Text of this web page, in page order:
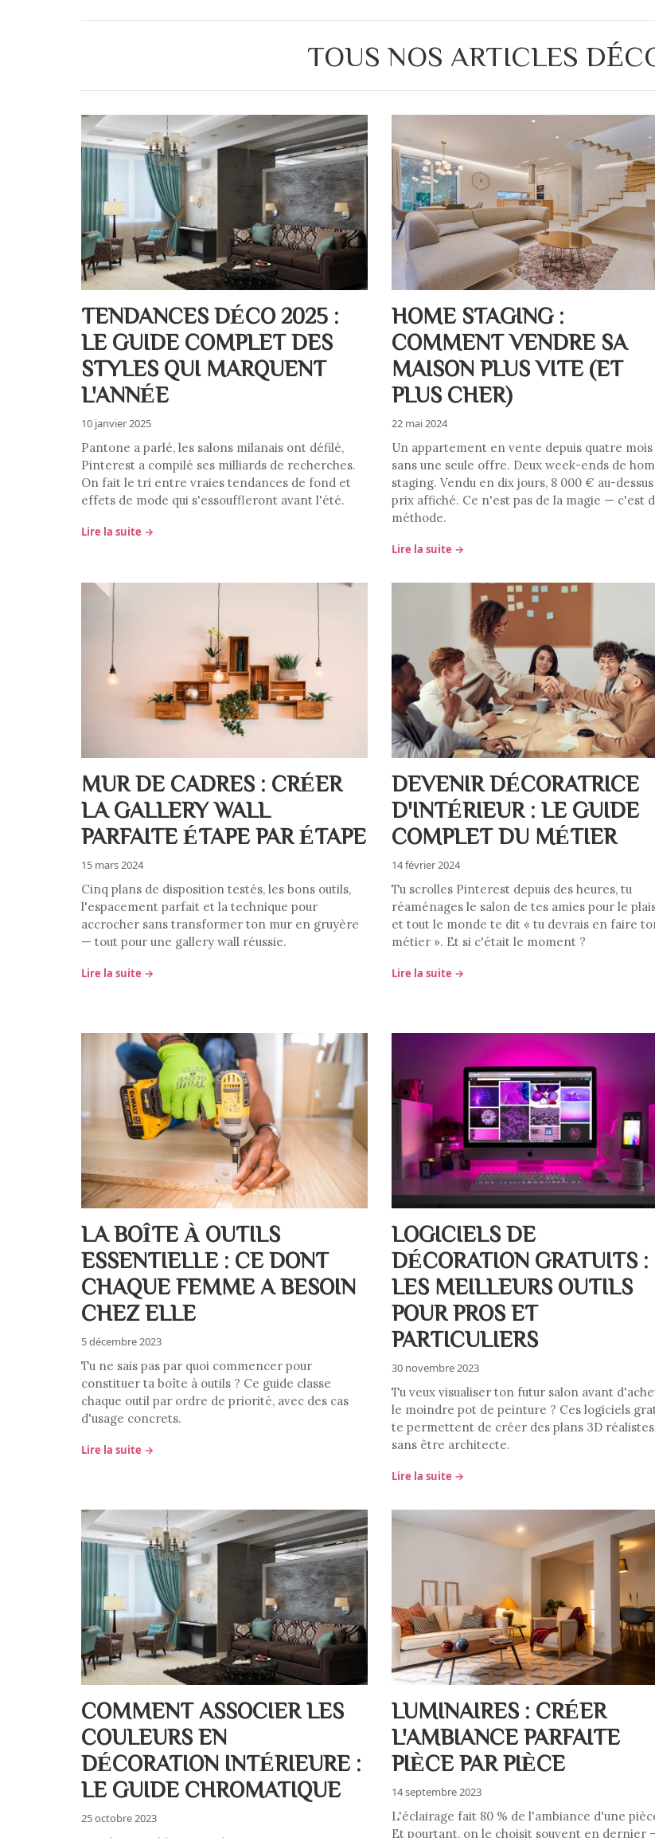
TOUS NOS ARTICLES
TENDANCES DÉCO 2025 :
LE GUIDE COMPLET DES
STYLES QUI MARQUENT
L'ANNÉE
10 janvier 2025
Pantone a parlé, les salons milanais ont défilé,
Pinterest a compilé ses milliards de recherches.
On fait le tri entre vraies tendances de fond et
effets de mode qui s'essouffleront avant l'été.
Lire la suite →
HOME STAGING :
COMMENT VENDRE SA
MAISON PLUS VITE (ET
PLUS CHER)
22 mai 2024
Un appartement en vente depuis quatre mois
sans une seule offre. Deux week-ends de
staging. Vendu en dix jours, 8 000 € au-
prix affiché. Ce n'est pas de la magie — c'est
méthode.
Lire la suite →
MUR DE CADRES : CRÉER
LA GALLERY WALL
PARFAITE ÉTAPE PAR ÉTAPE
15 mars 2024
Cinq plans de disposition testés, les bons outils,
l'espacement parfait et la technique pour
accrocher sans transformer ton mur en gruyère
— tout pour une gallery wall réussie.
Lire la suite →
DEVENIR DÉCORATRICE
D'INTÉRIEUR : LE GUIDE
COMPLET DU MÉTIER
14 février 2024
Tu scrolles Pinterest depuis des heures, tu
réaménages le salon de tes amies pour le
et tout le monde te dit « tu devrais en faire
métier ». Et si c'était le moment ?
Lire la suite →
LA BOÎTE À OUTILS
ESSENTIELLE : CE DONT
CHAQUE FEMME A BESOIN
CHEZ ELLE
5 décembre 2023
Tu ne sais pas par quoi commencer pour
constituer ta boîte à outils ? Ce guide classe
chaque outil par ordre de priorité, avec des cas
d'usage concrets.
Lire la suite →
LOGICIELS DE
DÉCORATION GRATUITS :
LES MEILLEURS OUTILS
POUR PROS ET
PARTICULIERS
30 novembre 2023
Tu veux visualiser ton futur salon avant
le moindre pot de peinture ? Ces logiciels
te permettent de créer des plans 3D
sans être architecte.
Lire la suite →
COMMENT ASSOCIER LES
COULEURS EN
DÉCORATION INTÉRIEURE :
LE GUIDE CHROMATIQUE
25 octobre 2023
LUMINAIRES : CRÉER
L'AMBIANCE PARFAITE
PIÈCE PAR PIÈCE
14 septembre 2023
L'éclairage fait 80 % de l'ambiance d'une
Et pourtant, on le choisit souvent en dernier